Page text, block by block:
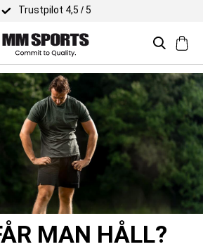
Trustpilot 4,5 / 5
MAN HÅLL?